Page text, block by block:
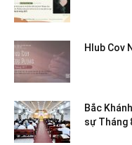
Hlub Cov
Bắc
sự Tháng